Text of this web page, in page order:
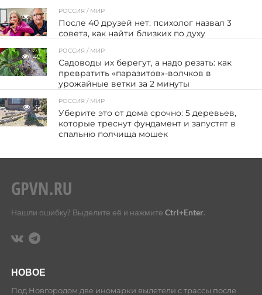
39
РОССИЯ / МИР
После 40 друзей нет: психолог назвал 3
совета, как найти близких по духу
49
РОССИЯ / МИР
Садоводы их берегут, а надо резать: как
превратить «паразитов»-волчков в
урожайные ветки за 2 минуты
32
РОССИЯ / МИР
Уберите это от дома срочно: 5 деревьев,
которые треснут фундамент и запустят в
спальню полчища мошек
Нашли ошибку? Выделите её и нажмите Ctrl+Enter.
НОВОЕ
Под Новгородом две иномарки вылетели с трассы после